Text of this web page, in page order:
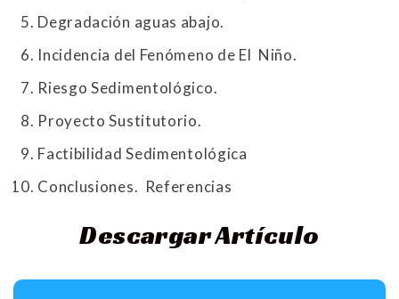
Degradación aguas abajo.
Incidencia del Fenómeno de El Niño.
Riesgo Sedimentológico.
Proyecto Sustitutorio.
Factibilidad Sedimentológica
Conclusiones. Referencias
Descargar Artículo